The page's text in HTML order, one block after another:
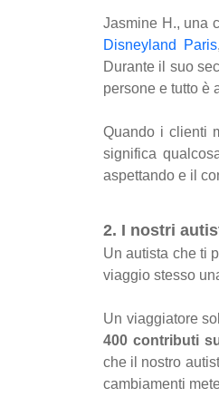
Jasmine H., una
Disneyland Paris
Durante il suo
persone e tutto è
Quando i clienti
significa
aspettando e il
2. I nostri
Un autista che ti
viaggio stesso
Un viaggiatore
400 contributi
che il nostro
cambiamenti